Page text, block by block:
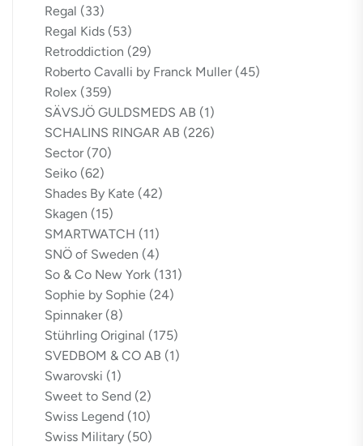
Regal (33)
Regal Kids (53)
Retroddiction (29)
Roberto Cavalli by Franck Muller (45)
Rolex (359)
SÄVSJÖ GULDSMEDS AB (1)
SCHALINS RINGAR AB (226)
Sector (70)
Seiko (62)
Shades By Kate (42)
Skagen (15)
SMARTWATCH (11)
SNÖ of Sweden (4)
So & Co New York (131)
Sophie by Sophie (24)
Spinnaker (8)
Stührling Original (175)
SVEDBOM & CO AB (1)
Swarovski (1)
Sweet to Send (2)
Swiss Legend (10)
Swiss Military (50)